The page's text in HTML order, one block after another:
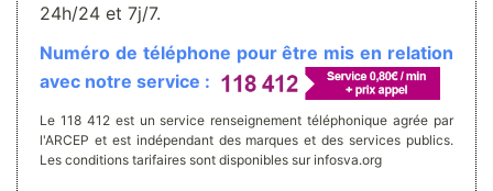
24h/24 et 7j/7.
Numéro de téléphone pour être mis en relation
avec notre service :
Le 118 412 est un service renseignement téléphonique agrée par
l'ARCEP et est indépendant des marques et des services publics.
Les conditions tarifaires sont disponibles sur infosva.org